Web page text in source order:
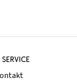
SERVICE